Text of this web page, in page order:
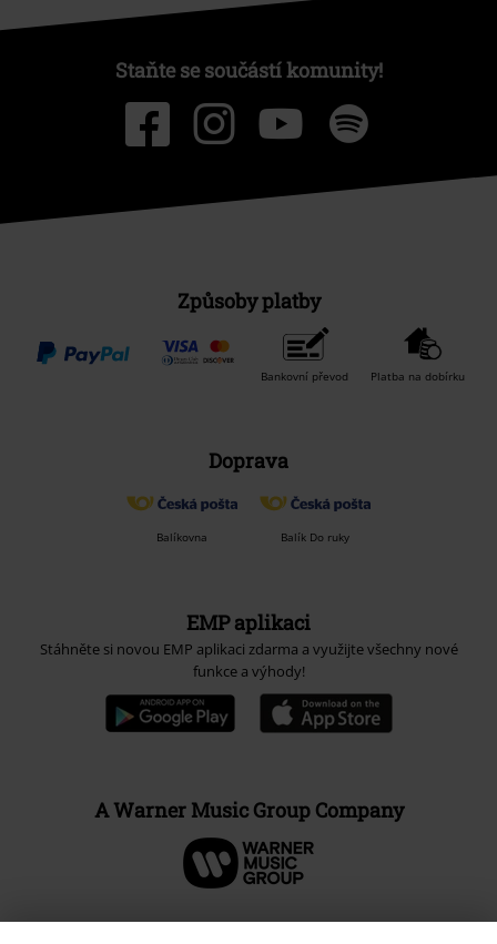
Staňte se součástí komunity!
Způsoby platby
Bankovní převod Platba na dobírku
Doprava
Balíkovna Balík Do ruky
EMP aplikaci
Stáhněte si novou EMP aplikaci zdarma a využijte všechny nové
funkce a výhody!
A Warner Music Group Company